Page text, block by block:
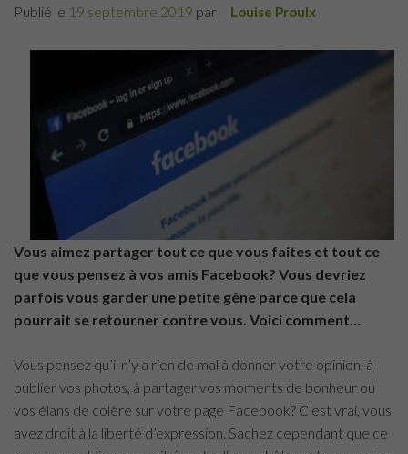
Plus »
Publié le 19 septembre 2019 par Louise Proulx
Vous aimez partager tout ce que vous faites et tout ce
que vous pensez à vos amis Facebook? Vous devriez
parfois vous garder une petite gêne parce que cela
pourrait se retourner contre vous. Voici comment…
Vous pensez qu’il n’y a rien de mal à donner votre opinion, à
publier vos photos, à partager vos moments de bonheur ou
vos élans de colère sur votre page Facebook? C’est vrai, vous
avez droit à la liberté d’expression. Sachez cependant que ce